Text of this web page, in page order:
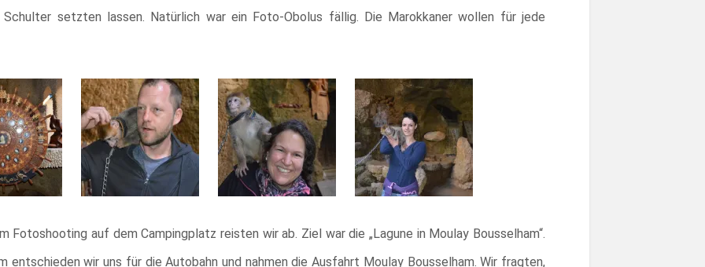
setzten lassen. Natürlich war ein Foto-Obolus fällig. Die Marokkaner wollen für jede
Fotoshooting auf dem Campingplatz reisten wir ab. Ziel war die „Lagune in Moulay Bousselham“.
entschieden wir uns für die Autobahn und nahmen die Ausfahrt Moulay Bousselham. Wir fragten,